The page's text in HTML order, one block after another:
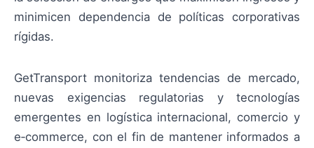
minimicen dependencia de políticas corporativas
rígidas.
GetTransport monitoriza tendencias de mercado,
nuevas exigencias regulatorias y tecnologías
emergentes en logística internacional, comercio y
e‑commerce, con el fin de mantener informados a